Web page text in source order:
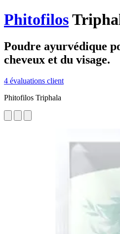
Phitofilos
Poudre ayurvédique
cheveux et du visage.
4 évaluations client
Phitofilos Triphala